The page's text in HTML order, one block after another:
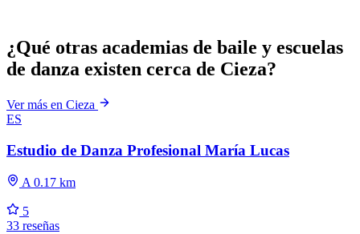
¿Qué otras academias de baile y escuelas
de danza existen cerca de Cieza?
Ver más en Cieza
ES
Estudio de Danza Profesional María Lucas
A 0.17 km
5
33 reseñas